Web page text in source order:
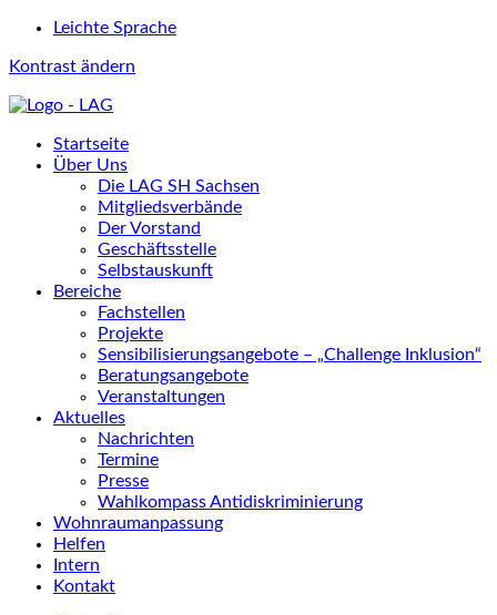
Leichte Sprache
Kontrast ändern
Startseite
Über Uns
Die LAG SH Sachsen
Mitgliedsverbände
Der Vorstand
Geschäftsstelle
Selbstauskunft
Bereiche
Fachstellen
Projekte
Sensibilisierungsangebote – „Challenge Inklusion“
Beratungsangebote
Veranstaltungen
Aktuelles
Nachrichten
Termine
Presse
Wahlkompass Antidiskriminierung
Wohnraumanpassung
Helfen
Intern
Kontakt